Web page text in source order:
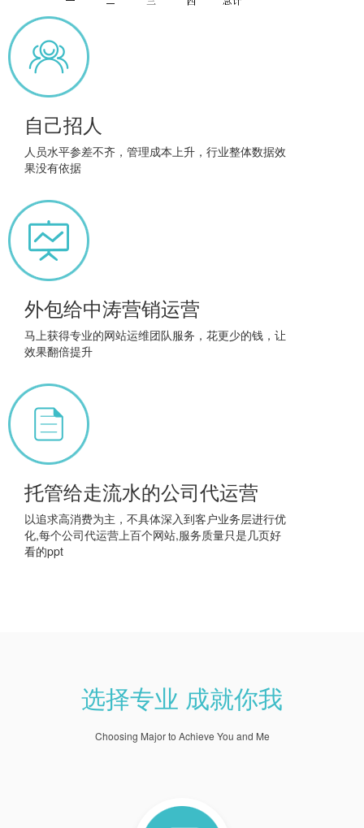
自己招人
人员水平参差不齐，管理成本上升，行业整体数据效
果没有依据
外包给中涛营销运营
马上获得专业的网站运维团队服务，花更少的钱，让
效果翻倍提升
托管给走流水的公司代运营
以追求高消费为主，不具体深入到客户业务层进行优
化,每个公司代运营上百个网站,服务质量只是几页好
看的ppt
选择专业 成就你我
Choosing Major to Achieve You and Me